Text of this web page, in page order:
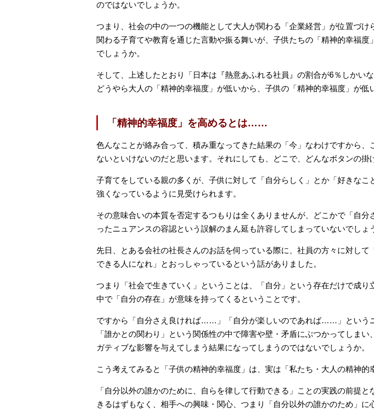
のではないでしょうか。
つまり、社会の中の一つの機能として大人が関わる「企業経営」が位置づ
関わる子育てや教育を通じた言動や振る舞いが、子供たちの「精神的幸福
でしょうか。
そして、上述したとおり「日本は『熱意あふれる社員』の割合が6％しかい
どうやら大人の「精神的幸福度」が低いから、子供の「精神的幸福度」が低
「精神的幸福度」を高めるとは……
色んなことが絡み合って、積み重なってきた結果の「今」なわけですから
ないといけないのだと思います。それにしても、どこで、どんなボタンの
子育てをしている親の多くが、子供に対して「自分らしく」とか「好きな
強くなっているように見受けられます。
その意味合いの本質を否定するつもりは全くありませんが、どこかで「
ったニュアンスの容認という誤解のまん延も許容してしまっていないでしょ
先日、とある会社の社長さんのお話を伺っている際に、社員の方々に対して
できる人になれ」とおっしゃっているという話がありました。
つまり「社会で生きていく」ということは、「自分」という存在だけで成
中で「自分の存在」が意味を持ってくるということです。
ですから「自分さえ良ければ……」「自分が楽しいのであれば……」という
「誰かとの関わり」という関係性の中で障害や壁・矛盾にぶつかってしま
ガティブな影響を与えてしまう結果になってしまうのではないでしょうか。
こう考えてみると「子供の精神的幸福度」は、実は「私たち・大人の精神的
「自分以外の誰かのために、自らを律して行動できる」ことの実践の前提
きるはずもなく、相手への興味・関心、つまり「自分以外の誰かのため」